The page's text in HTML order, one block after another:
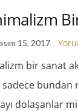
15, 2017
bir sanat
dolaşanlar